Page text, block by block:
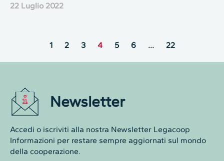
22 Luglio 2022
1 2 3 4 5 6 … 22
Newsletter
Accedi o iscriviti alla nostra Newsletter Legacoop
Informazioni per restare sempre aggiornati sul mondo
della cooperazione.